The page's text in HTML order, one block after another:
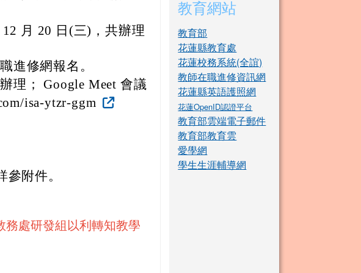
月 20 日(三)，共辦理
進修網報名。
理； Google Meet 會議
isa-ytzr-ggm
附件。
處研發組以利轉知教學
教育網站
教育部
花蓮縣教育處
花蓮校務系統(全誼)
教師在職進修資訊網
花蓮縣英語護照網
花蓮OpenID認證平台
教育部雲端電子郵件
教育部教育雲
愛學網
學生生涯輔導網